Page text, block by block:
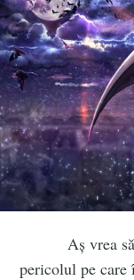
Aș vrea să
pericolul pe care